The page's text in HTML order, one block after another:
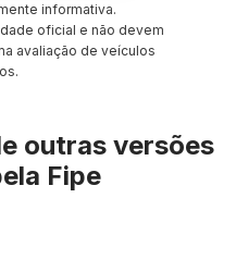
informativa.
oficial e não devem
avaliação de veículos
outras versões
Fipe